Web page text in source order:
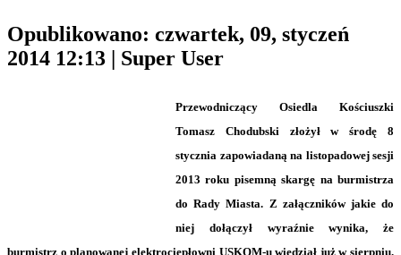
Opublikowano: czwartek, 09, styczeń
2014 12:13 | Super User
Przewodniczący Osiedla Kościuszki
Tomasz Chodubski złożył w środę 8
stycznia zapowiadaną na listopadowej sesji
2013 roku pisemną skargę na burmistrza
do Rady Miasta. Z załączników jakie do
niej dołączył wyraźnie wynika, że
burmistrz o planowanej elektrociepłowni USKOM-u wiedział już w sierpniu.